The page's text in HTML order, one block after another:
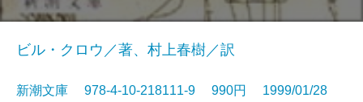
ビル・クロウ／著、村上春樹／訳
新潮文庫 978-4-10-218111-9 990円 1999/01/28